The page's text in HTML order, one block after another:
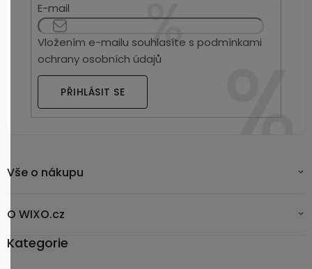
E-mail
Vložením e-mailu souhlasíte spodmínkami
ochrany osobních údajů
PŘIHLÁSIT SE
Vše o nákupu
O WIXO.cz
Kategorie